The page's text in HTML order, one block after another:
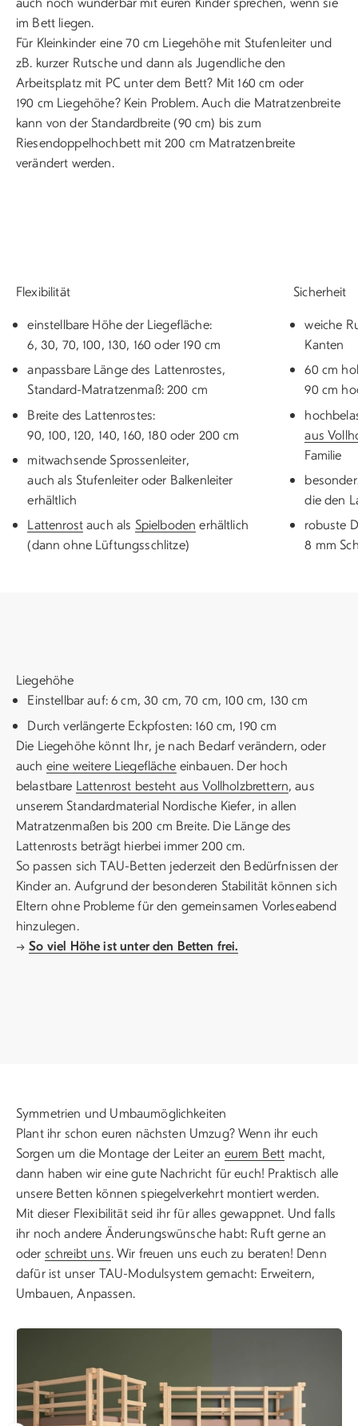
im Bett liegen.
Für Kleinkinder eine 70 cm Liegehöhe mit Stufenleiter und
zB. kurzer Rutsche und dann als Jugendliche den
Arbeitsplatz mit PC unter dem Bett? Mit 160 cm oder
190 cm Liegehöhe? Kein Problem. Auch die Matratzenbreite
kann von der Standardbreite (90 cm) bis zum
Riesendoppelhochbett mit 200 cm Matratzenbreite
verändert werden.
Flexibilität
einstellbare Höhe der Liegefläche:
6, 30, 70, 100, 130, 160 oder 190 cm
anpassbare Länge des Lattenrostes,
Standard-Matratzenmaß: 200 cm
Breite des Lattenrostes:
90, 100, 120, 140, 160, 180 oder 200 cm
mitwachsende Sprossenleiter,
auch als Stufenleiter oder Balkenleiter
erhältlich
Lattenrostauch als Spielboden erhältlich
(dann ohne Lüftungsschlitze)
Sicherheit
weiche
Kanten
60 cm
90 cm
aus
Familie
die den
robuste
8 mm
Liegehöhe
Einstellbar auf: 6 cm, 30 cm, 70 cm, 100 cm, 130 cm
Durch verlängerte Eckpfosten: 160 cm, 190 cm
Die Liegehöhe könnt Ihr, je nach Bedarf verändern, oder
auch eine weitere Liegefläche einbauen. Der hoch
belastbare Lattenrost besteht aus Vollholzbrettern, aus
unserem Standardmaterial Nordische Kiefer, in allen
Matratzenmaßen bis 200 cm Breite. Die Länge des
Lattenrosts beträgt hierbei immer 200 cm.
So passen sich TAU-Betten jederzeit den Bedürfnissen der
Kinder an. Aufgrund der besonderen Stabilität können sich
Eltern ohne Probleme für den gemeinsamen Vorleseabend
hinzulegen.
→So viel Höhe ist unter den Betten frei.
Symmetrien und Umbaumöglichkeiten
Plant ihr schon euren nächsten Umzug? Wenn ihr euch
Sorgen um die Montage der Leiter an eurem Bett macht,
dann haben wir eine gute Nachricht für euch! Praktisch alle
unsere Betten können spiegelverkehrt montiert werden.
Mit dieser Flexibilität seid ihr für alles gewappnet. Und falls
ihr noch andere Änderungswünsche habt: Ruft gerne an
oder schreibt uns. Wir freuen uns euch zu beraten! Denn
dafür ist unser TAU-Modulsystem gemacht: Erweitern,
Umbauen, Anpassen.